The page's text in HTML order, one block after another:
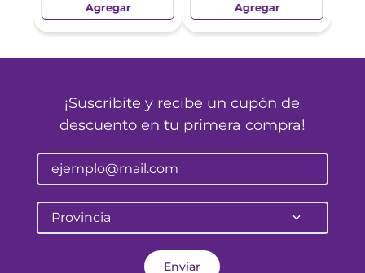
Agregar Agregar
¡Suscribite y recibe un cupón de
descuento en tu primera compra!
Provincia
Enviar